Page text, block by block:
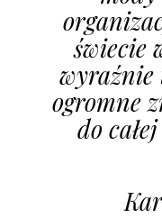
świecie
wyraźnie
ogromne
do